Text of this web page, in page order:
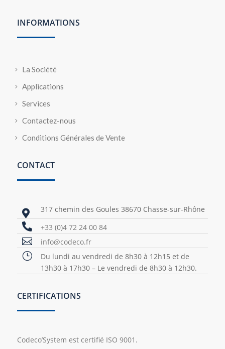
INFORMATIONS
La Société
Applications
Services
Contactez-nous
Conditions Générales de Vente
CONTACT
 317 chemin des Goules 38670 Chasse-sur-Rhône
 +33 (0)4 72 24 00 84
 info@codeco.fr
}
Du lundi au vendredi de 8h30 à 12h15 et de
13h30 à 17h30 – Le vendredi de 8h30 à 12h30.
CERTIFICATIONS
Codeco’System est certifié ISO 9001.